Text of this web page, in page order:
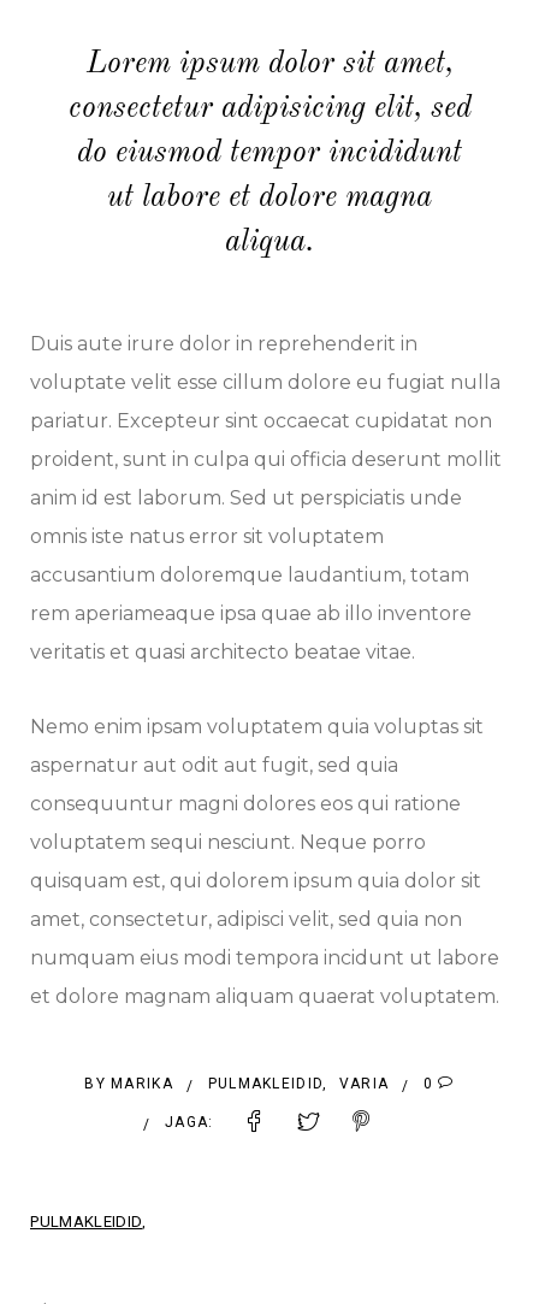
Lorem ipsum dolor sit amet,
consectetur adipisicing elit, sed
do eiusmod tempor incididunt
ut labore et dolore magna
aliqua.
Duis aute irure dolor in reprehenderit in
voluptate velit esse cillum dolore eu fugiat nulla
pariatur. Excepteur sint occaecat cupidatat non
proident, sunt in culpa qui officia deserunt mollit
anim id est laborum. Sed ut perspiciatis unde
omnis iste natus error sit voluptatem
accusantium doloremque laudantium, totam
rem aperiameaque ipsa quae ab illo inventore
veritatis et quasi architecto beatae vitae.
Nemo enim ipsam voluptatem quia voluptas sit
aspernatur aut odit aut fugit, sed quia
consequuntur magni dolores eos qui ratione
voluptatem sequi nesciunt. Neque porro
quisquam est, qui dolorem ipsum quia dolor sit
amet, consectetur, adipisci velit, sed quia non
numquam eius modi tempora incidunt ut labore
et dolore magnam aliquam quaerat voluptatem.
BY MARIKA / PULMAKLEIDID, VARIA / 0
/ JAGA:
PULMAKLEIDID